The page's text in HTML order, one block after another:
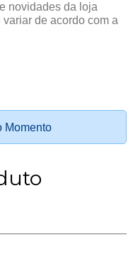
novidades da loja
de acordo com a
Momento